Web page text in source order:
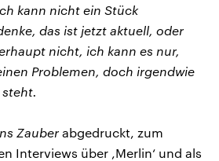
kann nicht ein Stück
das ist jetzt aktuell, oder
nicht, ich kann es nur,
Problemen, doch irgendwie
Zauber abgedruckt, zum
Interviews über ,Merlin‘ und als